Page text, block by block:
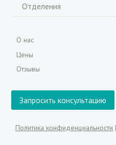
Отделения
О нас
Цены
Отзывы
Запросить консультацию
Политика конфиденциальности |